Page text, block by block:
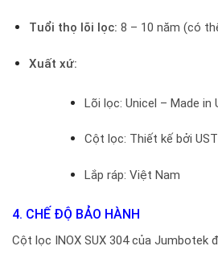
Tuổi thọ lõi lọc: 8 – 10 năm (có
Xuất xứ:
Lõi lọc: Unicel – Made in
Cột lọc: Thiết kế bởi
Lắp ráp: Việt Nam
4. CHẾ ĐỘ BẢO HÀNH
Cột lọc INOX SUX 304 của Jumbotek